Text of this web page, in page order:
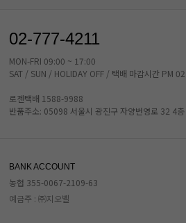
02-777-4211
MON-FRI 09:00 ~ 17:00
SAT / SUN / HOLIDAY OFF / 택배 마감시간 PM
로젠택배 1588-9988
반품주소: 05098 서울시 광진구 자양번영로 32 4
BANK ACCOUNT
농협 355-0067-2109-63
예금주 : ㈜지오벨